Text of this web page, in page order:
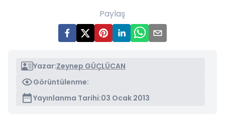
Paylaş
Yazar:Zeynep GÜÇLÜCAN
Görüntülenme:
Yayınlanma Tarihi:03 Ocak 2013